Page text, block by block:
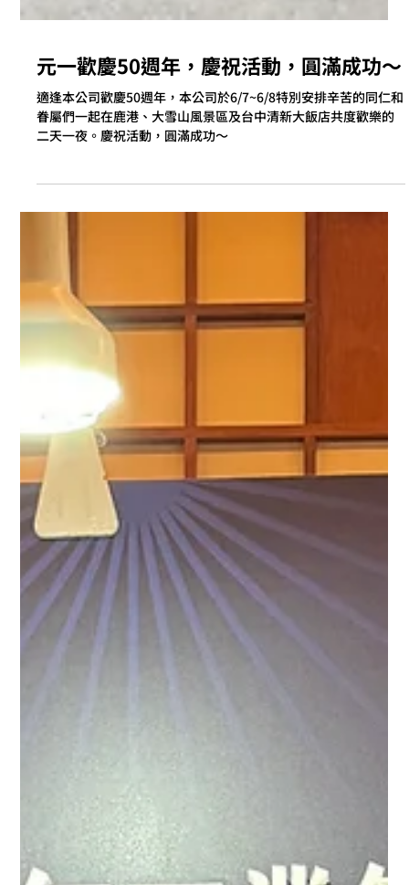
元一歡慶50週年，慶祝活動，圓滿成功～
適逢本公司歡慶50週年，本公司於6/7~6/8特別安排辛苦的同仁和
眷屬們一起在鹿港、大雪山風景區及台中清新大飯店共度歡樂的
二天一夜。慶祝活動，圓滿成功～